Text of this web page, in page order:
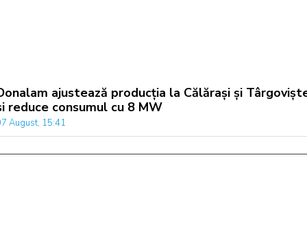
ajustează producția la Călărași și
reduce consumul cu 8 MW
August, 15:41